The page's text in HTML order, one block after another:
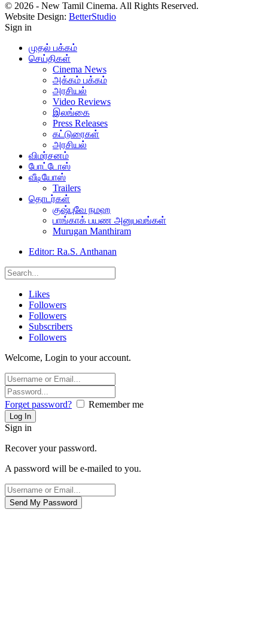
© 2026 - New Tamil Cinema. All Rights Reserved.
Website Design: BetterStudio
Sign in
முதல் பக்கம்
செய்திகள்
Cinema News
அக்கம் பக்கம்
அரசியல்
Video Reviews
இலங்கை
Press Releases
கட்டுரைகள்
அரசியல்
விமர்சனம்
போட்டோஸ்
வீடியோஸ்
Trailers
தொடர்கள்
குஷ்புவே நமஹ
பாங்காக் பயண அனுபவங்கள்
Murugan Manthiram
Editor: Ra.S. Anthanan
Likes
Followers
Followers
Subscribers
Followers
Welcome, Login to your account.
Forget password? Remember me
Sign in
Recover your password.
A password will be e-mailed to you.